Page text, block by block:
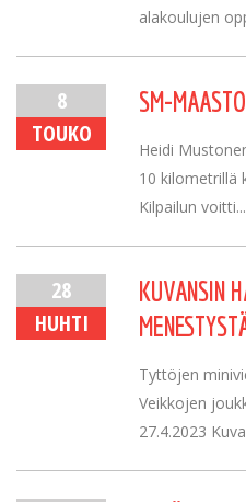
alakoulujen
8
TOUKO
SM-
Heidi
10 kilometrillä
Kilpailun voitti...
28
HUHTI
KUVANSIN
Tyttöjen
Veikkojen
27.4.2023